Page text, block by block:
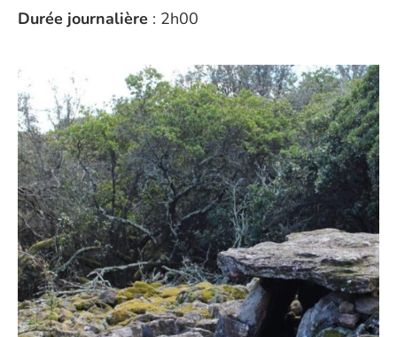
Durée journalière : 2h00